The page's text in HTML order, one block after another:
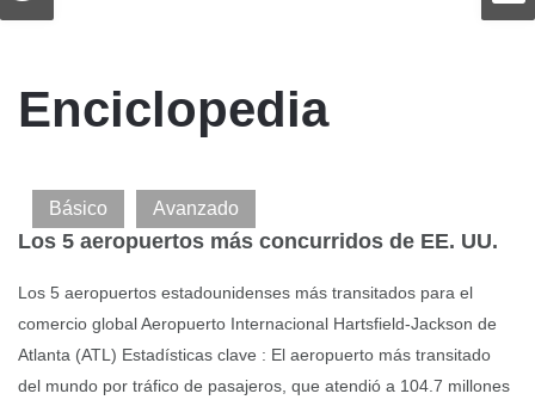
Enciclopedia
Básico Avanzado
Los 5 aeropuertos más concurridos de EE. UU.
Los 5 aeropuertos estadounidenses más transitados para el
comercio global Aeropuerto Internacional Hartsfield-Jackson de
Atlanta (ATL) Estadísticas clave : El aeropuerto más transitado
del mundo por tráfico de pasajeros, que atendió a 104.7 millones